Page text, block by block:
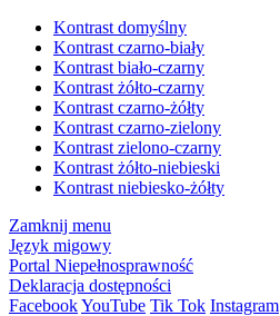
Kontrast domyślny
Kontrast czarno-biały
Kontrast biało-czarny
Kontrast żółto-czarny
Kontrast czarno-żółty
Kontrast czarno-zielony
Kontrast zielono-czarny
Kontrast żółto-niebieski
Kontrast niebiesko-żółty
Zamknij menu
Język migowy
Portal Niepełnosprawność
Deklaracja dostępności
FacebookYouTube Tik Tok Instagram